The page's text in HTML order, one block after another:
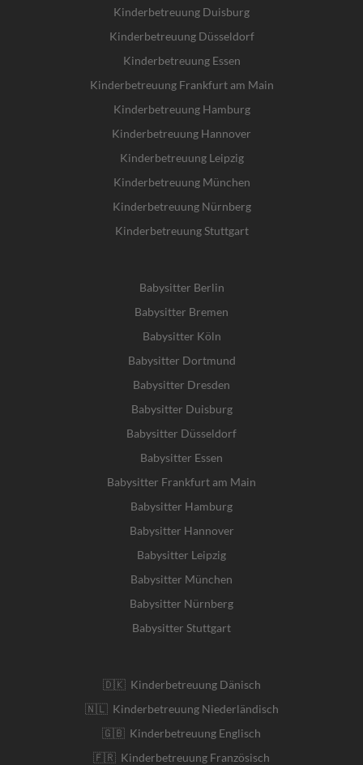
Kinderbetreuung Duisburg
Kinderbetreuung Düsseldorf
Kinderbetreuung Essen
Kinderbetreuung Frankfurt am Main
Kinderbetreuung Hamburg
Kinderbetreuung Hannover
Kinderbetreuung Leipzig
Kinderbetreuung München
Kinderbetreuung Nürnberg
Kinderbetreuung Stuttgart
Babysitter Berlin
Babysitter Bremen
Babysitter Köln
Babysitter Dortmund
Babysitter Dresden
Babysitter Duisburg
Babysitter Düsseldorf
Babysitter Essen
Babysitter Frankfurt am Main
Babysitter Hamburg
Babysitter Hannover
Babysitter Leipzig
Babysitter München
Babysitter Nürnberg
Babysitter Stuttgart
🇩🇰 Kinderbetreuung Dänisch
🇳🇱 Kinderbetreuung Niederländisch
🇬🇧 Kinderbetreuung Englisch
🇫🇷 Kinderbetreuung Französisch